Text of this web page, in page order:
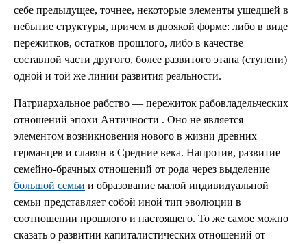
себе предыдущее, точнее, некоторые элементы ушедшей в
небытие структуры, причем в двоякой форме: либо в виде
пережитков, остатков прошлого, либо в качестве
составной части другого, более развитого этапа (ступени)
одной и той же линии развития реальности.
Патриархальное рабство — пережиток рабовладельческих
отношений эпохи Античности . Оно не является
элементом возникновения нового в жизни древних
германцев и славян в Средние века. Напротив, развитие
семейно-брачных отношений от рода через выделение
большой семьи и образование малой индивидуальной
семьи представляет собой иной тип эволюции в
соотношении прошлого и настоящего. То же самое можно
сказать о развитии капиталистических отношений от